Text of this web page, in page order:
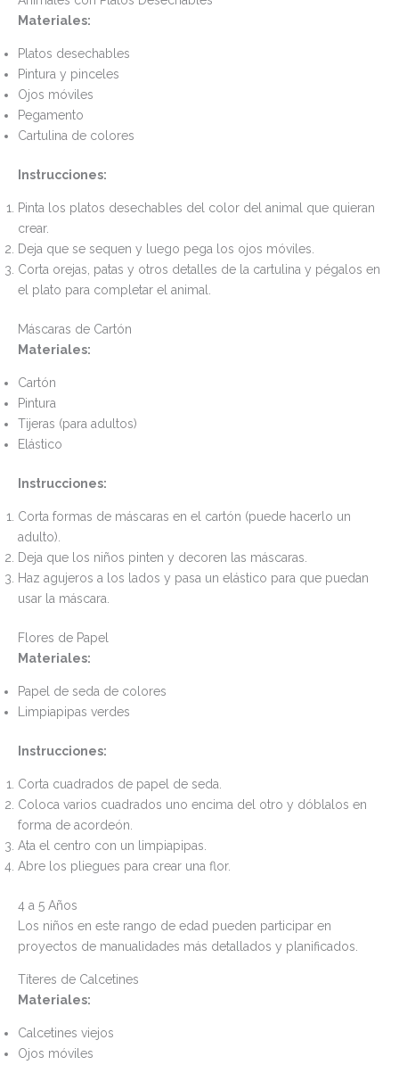
Materiales:
Platos desechables
Pintura y pinceles
Ojos móviles
Pegamento
Cartulina de colores
Instrucciones:
Pinta los platos desechables del color del animal que quieran
crear.
Deja que se sequen y luego pega los ojos móviles.
Corta orejas, patas y otros detalles de la cartulina y pégalos en
el plato para completar el animal.
Máscaras de Cartón
Materiales:
Cartón
Pintura
Tijeras (para adultos)
Elástico
Instrucciones:
Corta formas de máscaras en el cartón (puede hacerlo un
adulto).
Deja que los niños pinten y decoren las máscaras.
Haz agujeros a los lados y pasa un elástico para que puedan
usar la máscara.
Flores de Papel
Materiales:
Papel de seda de colores
Limpiapipas verdes
Instrucciones:
Corta cuadrados de papel de seda.
Coloca varios cuadrados uno encima del otro y dóblalos en
forma de acordeón.
Ata el centro con un limpiapipas.
Abre los pliegues para crear una flor.
4 a 5 Años
Los niños en este rango de edad pueden participar en
proyectos de manualidades más detallados y planificados.
Títeres de Calcetines
Materiales:
Calcetines viejos
Ojos móviles